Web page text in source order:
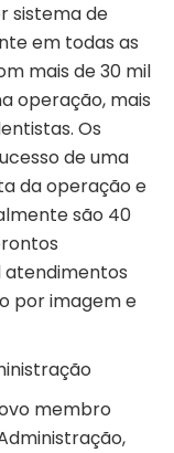
sistema de
em todas as
mais de 30 mil
operação, mais
Os
de uma
da operação e
são 40
atendimentos
por imagem e
membro